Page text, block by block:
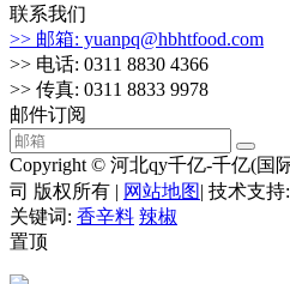
联系我们
>> 邮箱: yuanpq@hbhtfood.com
>> 电话: 0311 8830 4366
>> 传真: 0311 8833 9978
邮件订阅
Copyright © 河北qy千亿-千亿(国
司 版权所有 | 网站地图| 技术支持:
关键词: 香辛料 辣椒
置顶